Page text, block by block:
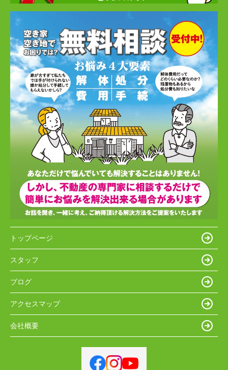
トップページ
スタッフ
ブログ
アクセスマップ
会社概要